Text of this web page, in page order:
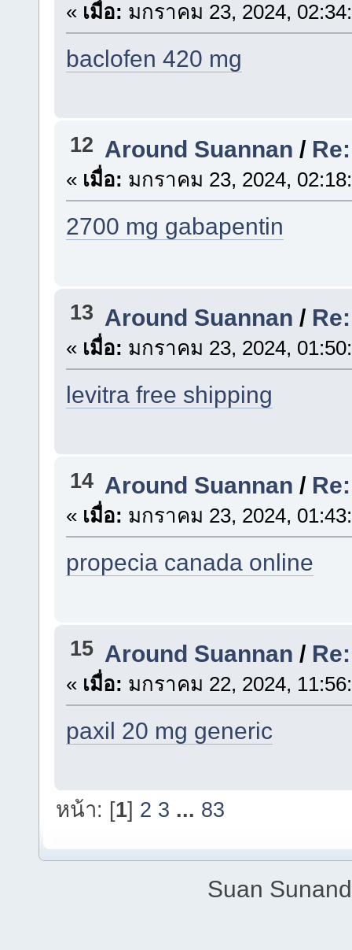
« เมื่อ: มกราคม 23, 2024,
baclofen 420 mg
12 Around Suannan /
« เมื่อ: มกราคม 23, 2024,
2700 mg gabapentin
13 Around Suannan /
« เมื่อ: มกราคม 23, 2024,
levitra free shipping
14 Around Suannan /
« เมื่อ: มกราคม 23, 2024,
propecia canada online
15 Around Suannan /
« เมื่อ: มกราคม 22, 2024,
paxil 20 mg generic
หน้า: [1] 2 3 ... 83
Suan